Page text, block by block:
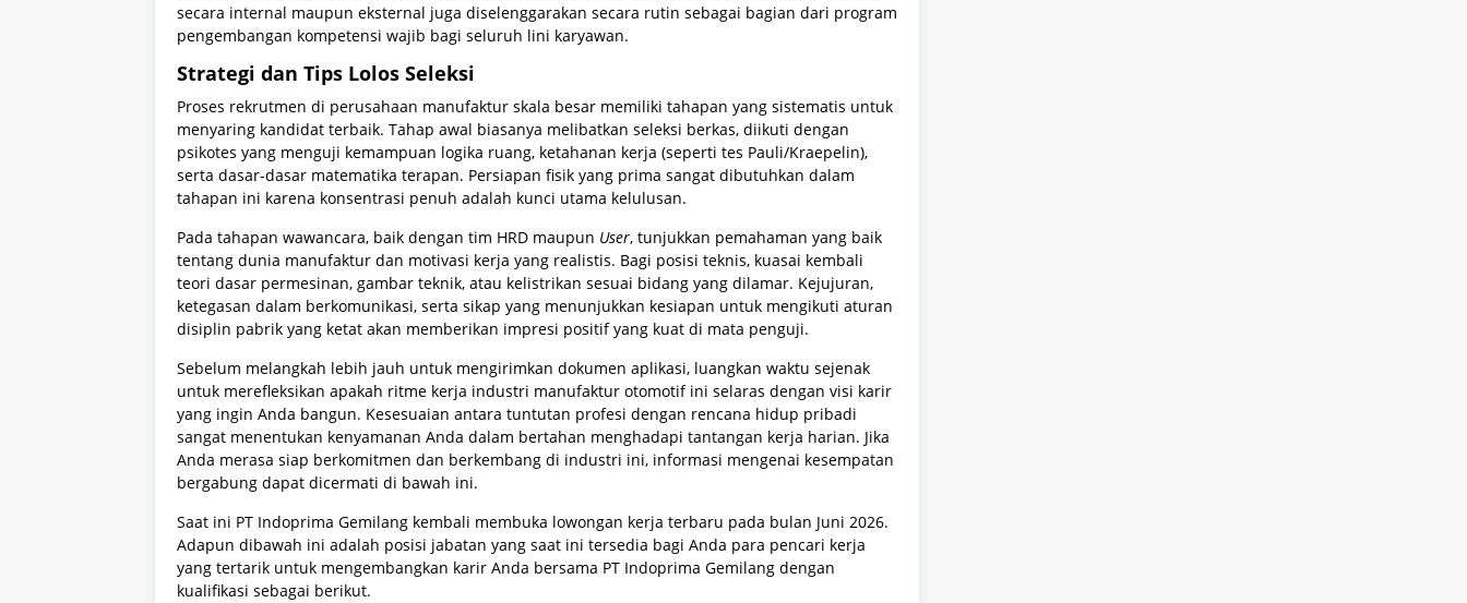
secara internal maupun eksternal juga diselenggarakan secara rutin sebagai bagian dari program
pengembangan kompetensi wajib bagi seluruh lini karyawan.
Strategi dan Tips Lolos Seleksi
Proses rekrutmen di perusahaan manufaktur skala besar memiliki tahapan yang sistematis untuk
menyaring kandidat terbaik. Tahap awal biasanya melibatkan seleksi berkas, diikuti dengan
psikotes yang menguji kemampuan logika ruang, ketahanan kerja (seperti tes Pauli/Kraepelin),
serta dasar-dasar matematika terapan. Persiapan fisik yang prima sangat dibutuhkan dalam
tahapan ini karena konsentrasi penuh adalah kunci utama kelulusan.
Pada tahapan wawancara, baik dengan tim HRD maupun User, tunjukkan pemahaman yang baik
tentang dunia manufaktur dan motivasi kerja yang realistis. Bagi posisi teknis, kuasai kembali
teori dasar permesinan, gambar teknik, atau kelistrikan sesuai bidang yang dilamar. Kejujuran,
ketegasan dalam berkomunikasi, serta sikap yang menunjukkan kesiapan untuk mengikuti aturan
disiplin pabrik yang ketat akan memberikan impresi positif yang kuat di mata penguji.
Sebelum melangkah lebih jauh untuk mengirimkan dokumen aplikasi, luangkan waktu sejenak
untuk merefleksikan apakah ritme kerja industri manufaktur otomotif ini selaras dengan visi karir
yang ingin Anda bangun. Kesesuaian antara tuntutan profesi dengan rencana hidup pribadi
sangat menentukan kenyamanan Anda dalam bertahan menghadapi tantangan kerja harian. Jika
Anda merasa siap berkomitmen dan berkembang di industri ini, informasi mengenai kesempatan
bergabung dapat dicermati di bawah ini.
Saat ini PT Indoprima Gemilang kembali membuka lowongan kerja terbaru pada bulan Juni 2026.
Adapun dibawah ini adalah posisi jabatan yang saat ini tersedia bagi Anda para pencari kerja
yang tertarik untuk mengembangkan karir Anda bersama PT Indoprima Gemilang dengan
kualifikasi sebagai berikut.